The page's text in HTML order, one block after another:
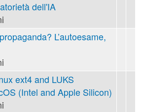
dell'IA
L’autoesame,
ext4 and LUKS
(Intel and Apple Silicon)